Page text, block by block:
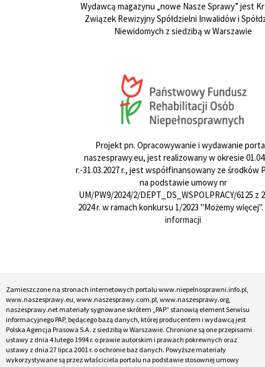
Wydawcą magazynu „nowe Nasze Sprawy” jest
Związek Rewizyjny Spółdzielni Inwalidów i
Niewidomych z siedzibą w Warszawie
Projekt pn. Opracowywanie i wydawanie
naszesprawy.eu, jest realizowany w okresie
r.-31.03.2027 r., jest współfinansowany ze środków
na podstawie umowy nr
UM/PW9/2024/2/DEPT_DS_WSPOLPRACY/6125 z
2024 r. w ramach konkursu 1/2023 "Możemy więcej".
informacji
Zamieszczone na stronach internetowych portalu www.niepelnosprawni.info.pl,
www.naszesprawy.eu, www.naszesprawy.com.pl, www.naszesprawy.org,
naszesprawy.net materiały sygnowane skrótem „PAP” stanowią element Serwisu
informacyjnego PAP, będącego bazą danych, której producentem i wydawcą jest
Polska Agencja Prasowa S.A. z siedzibą w Warszawie. Chronione są one przepisami
ustawy z dnia 4 lutego 1994 r. o prawie autorskim i prawach pokrewnych oraz
ustawy z dnia 27 lipca 2001 r. o ochronie baz danych. Powyższe materiały
wykorzystywane są przez właściciela portalu na podstawie stosownej umowy